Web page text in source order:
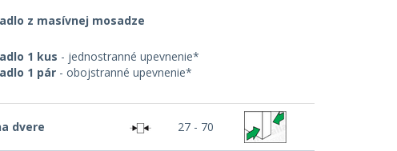
z masívnej mosadze
1 kus - jednostranné upevnenie*
1 pár - obojstranné upevnenie*
dvere 27 - 70